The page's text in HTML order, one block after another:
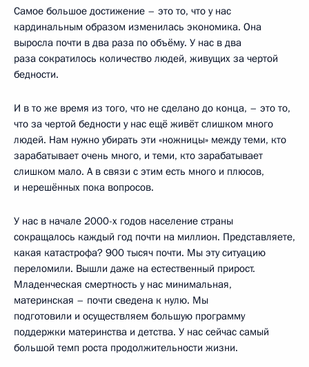
Самое большое достижение – это то, что у нас
кардинальным образом изменилась экономика. Она
выросла почти в два раза по объёму. У нас в два
раза сократилось количество людей, живущих за чертой
бедности.
И в то же время из того, что не сделано до конца, – это то,
что за чертой бедности у нас ещё живёт слишком много
людей. Нам нужно убирать эти «ножницы» между теми, кто
зарабатывает очень много, и теми, кто зарабатывает
слишком мало. А в связи с этим есть много и плюсов,
и нерешённых пока вопросов.
У нас в начале 2000-х годов население страны
сокращалось каждый год почти на миллион. Представляете,
какая катастрофа? 900 тысяч почти. Мы эту ситуацию
переломили. Вышли даже на естественный прирост.
Младенческая смертность у нас минимальная,
материнская – почти сведена к нулю. Мы
подготовили и осуществляем большую программу
поддержки материнства и детства. У нас сейчас самый
большой темп роста продолжительности жизни.